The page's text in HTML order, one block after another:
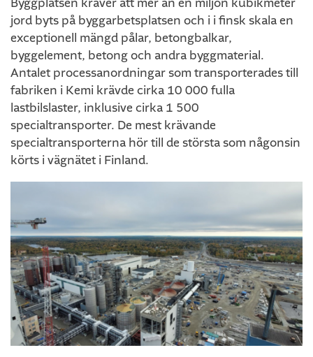
jord byts på byggarbetsplatsen och i i finsk skala en
exceptionell mängd pålar, betongbalkar,
byggelement, betong och andra byggmaterial.
Antalet processanordningar som transporterades till
fabriken i Kemi krävde cirka 10 000 fulla
lastbilslaster, inklusive cirka 1 500
specialtransporter. De mest krävande
specialtransporterna hör till de största som någonsin
körts i vägnätet i Finland.